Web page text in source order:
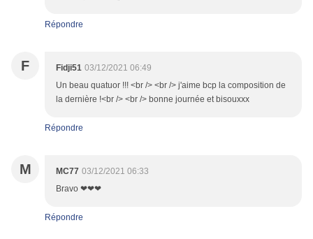
Répondre
F Fidji51 03/12/2021 06:49
Un beau quatuor !!! <br /> <br /> j'aime bcp la composition de
la dernière !<br /> <br /> bonne journée et bisouxxx
Répondre
M MC77 03/12/2021 06:33
Bravo ❤❤❤
Répondre